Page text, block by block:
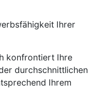
Ihrer
konfrontiert Ihre
durchschnittlichen
Ihrem